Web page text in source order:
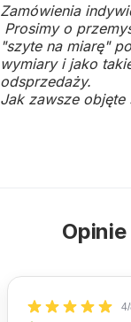
Zamówienia
Prosimy o
"szyte na miarę"
wymiary i jako
odsprzedaży.
Jak zawsze objęte